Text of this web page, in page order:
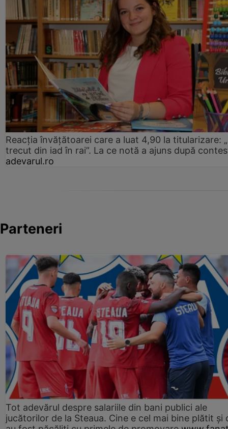
Reacția învățătoarei care a luat 4,90 la titularizare:
trecut din iad în rai”. La ce notă a ajuns după
adevarul.ro
Parteneri
Tot adevărul despre salariile din bani publici ale
jucătorilor de la Steaua. Cine e cel mai bine plătit și